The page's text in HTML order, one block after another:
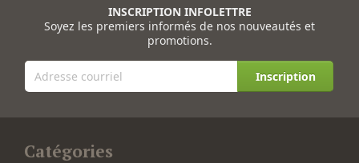
INSCRIPTION INFOLETTRE
Soyez les premiers informés de nos nouveautés et
promotions.
Inscription
Catégories